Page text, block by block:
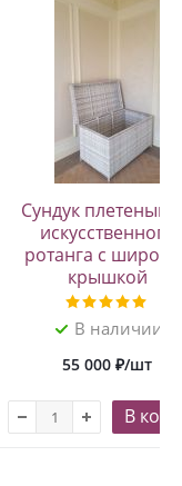
Сундук плетеный
искусственного
ротанга с
крышкой
В наличии
55 000 ₽/шт
В